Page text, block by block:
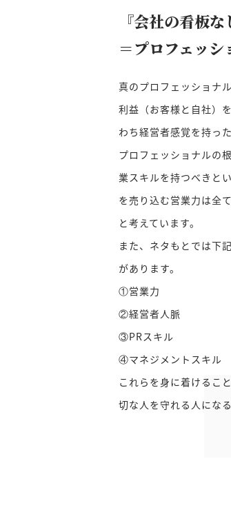
『会社の看板
＝プロフェッシ
真のプロフェッショナ
利益（お客様と自社）
わち経営者感覚を持った
プロフェッショナルの
業スキルを持つべきと
を売り込む営業力は全
と考えています。
また、ネタもとでは下
があります。
①営業力
②経営者人脈
③PRスキル
④マネジメントスキル
これらを身に着けるこ
切な人を守れる人にな